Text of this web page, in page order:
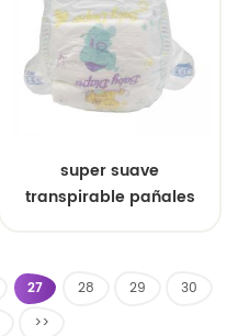
super suave
transpirable pañales
27 28 29
30
>>